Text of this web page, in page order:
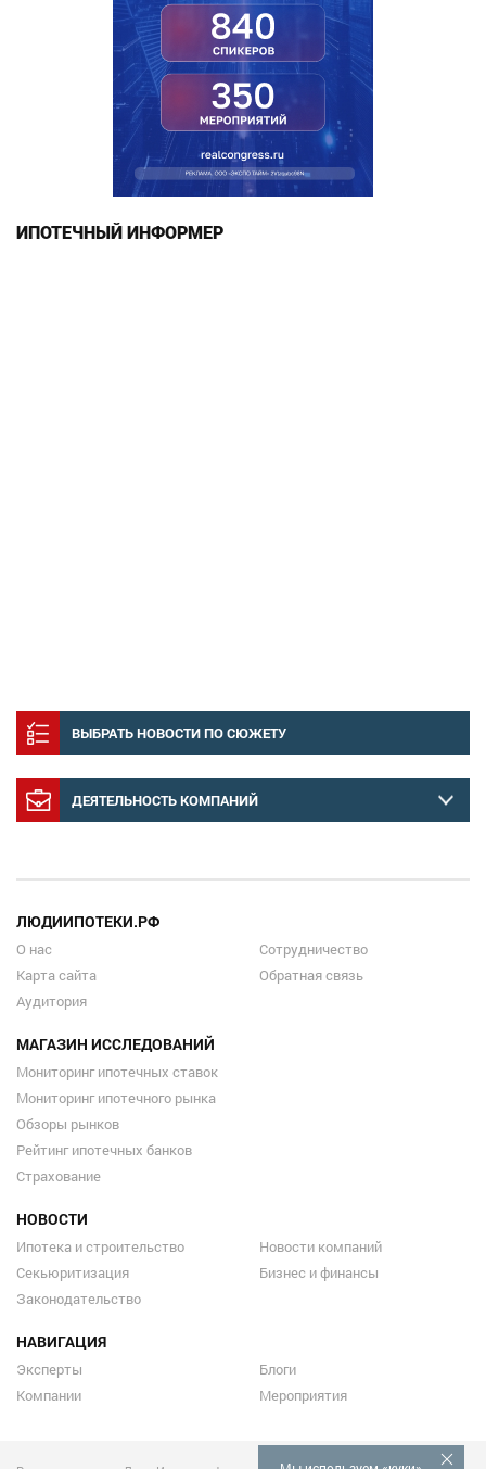
ИПОТЕЧНЫЙ ИНФОРМЕР
ВЫБРАТЬ НОВОСТИ ПО СЮЖЕТУ
ДЕЯТЕЛЬНОСТЬ КОМПАНИЙ
ЛЮДИИПОТЕКИ.РФ
О нас
Карта сайта
Аудитория
Сотрудничество
Обратная связь
МАГАЗИН ИССЛЕДОВАНИЙ
Мониторинг ипотечных ставок
Мониторинг ипотечного рынка
Обзоры рынков
Рейтинг ипотечных банков
Страхование
НОВОСТИ
Ипотека и строительство
Секьюритизация
Законодательство
Новости компаний
Бизнес и финансы
НАВИГАЦИЯ
Эксперты
Компании
Блоги
Мероприятия